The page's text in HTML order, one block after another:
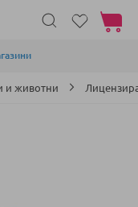
Моята
и животни